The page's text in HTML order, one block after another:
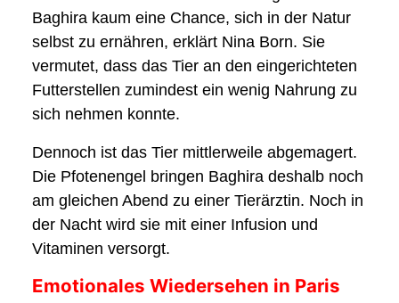
Baghira kaum eine Chance, sich in der Natur
selbst zu ernähren, erklärt Nina Born. Sie
vermutet, dass das Tier an den eingerichteten
Futterstellen zumindest ein wenig Nahrung zu
sich nehmen konnte.
Dennoch ist das Tier mittlerweile abgemagert.
Die Pfotenengel bringen Baghira deshalb noch
am gleichen Abend zu einer Tierärztin. Noch in
der Nacht wird sie mit einer Infusion und
Vitaminen versorgt.
Emotionales Wiedersehen in Paris